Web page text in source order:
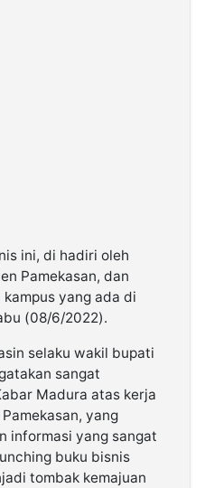
ini, di hadiri oleh
Pamekasan, dan
yang ada di
(08/6/2022).
selaku wakil bupati
sangat
Madura atas kerja
yang
informasi yang sangat
buku bisnis
tombak kemajuan